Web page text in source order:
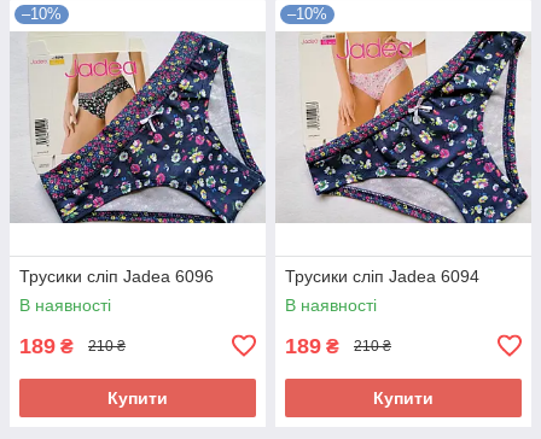
–10%
Трусики сліп Jadea 6096
В наявності
189 ₴ 210 ₴
Купити
–10%
Трусики сліп Jadea 6094
В наявності
189 ₴ 210 ₴
Купити